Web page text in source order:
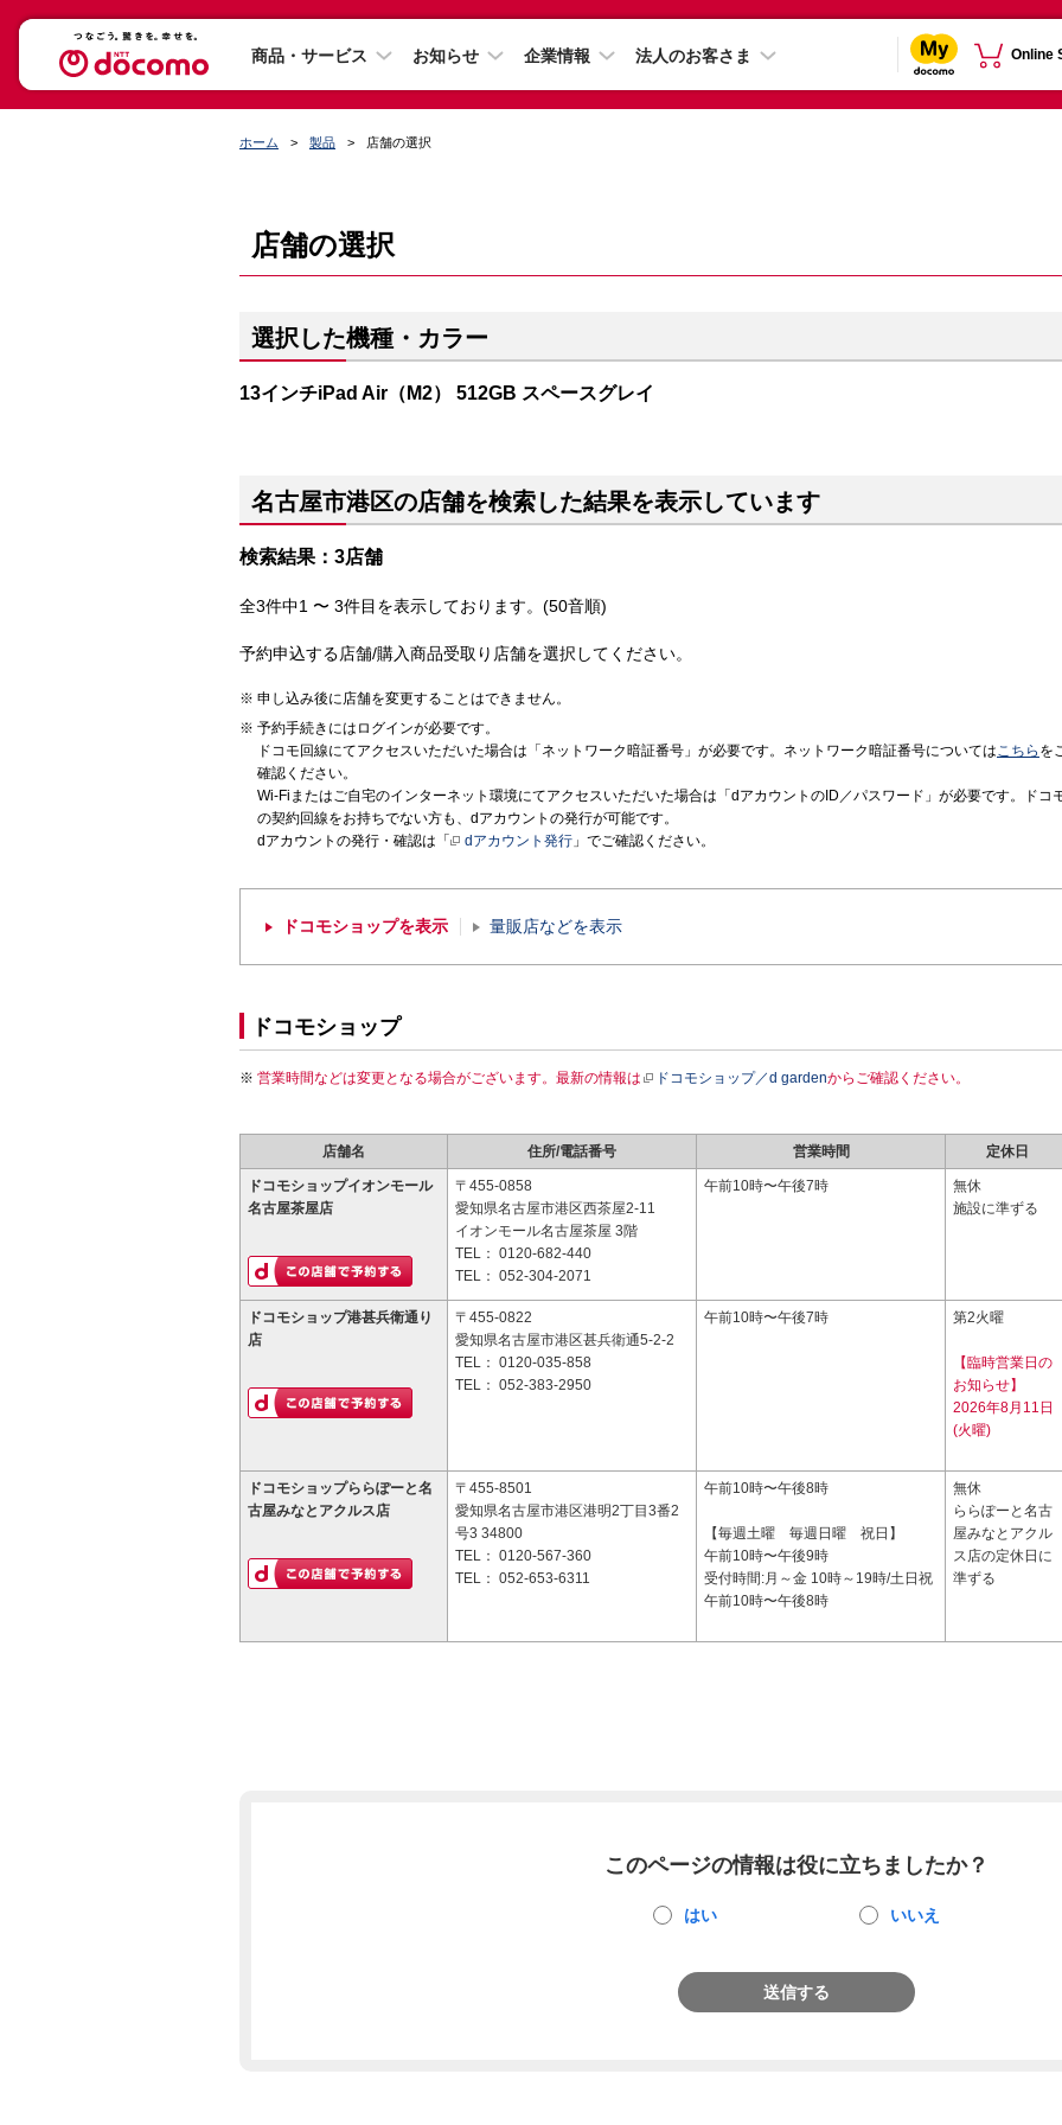
商品・サービス お知らせ 企業情報 法人のお客さま Online
ホーム 製品 店舗の選択
店舗の選択
選択した機種・カラー
13インチiPad Air（M2） 512GB スペースグレイ
名古屋市港区の店舗を検索した結果を表示しています
検索結果：3店舗
全3件中1 〜 3件目を表示しております。(50音順)
予約申込する店舗/購入商品受取り店舗を選択してください。
申し込み後に店舗を変更することはできません。
予約手続きにはログインが必要です。
ドコモ回線にてアクセスいただいた場合は「ネットワーク暗証番号」が必要です。ネットワーク暗証番号についてはこちら を
確認ください。
Wi-Fiまたはご自宅のインターネット環境にてアクセスいただいた場合は「dアカウントのID／パスワード」が必要です。ドコ
の契約回線をお持ちでない方も、dアカウントの発行が可能です。
dアカウントの発行・確認は「
dアカウント発行 」でご確認ください。
ドコモショップを表示 量販店などを表示
ドコモショップ
営業時間などは変更となる場合がございます。最新の情報は ドコモショップ／d gardenからご確認ください。
店舗名 住所/電話番号 営業時間 定休日
ドコモショップイオンモール
名古屋茶屋店
〒455-0858
愛知県名古屋市港区西茶屋2-11
イオンモール名古屋茶屋 3階
TEL： 0120-682-440
TEL： 052-304-2071
午前10時〜午後7時
無休
施設に準ずる
ドコモショップ港甚兵衛通り
店
〒455-0822
愛知県名古屋市港区甚兵衛通5-2-2
TEL： 0120-035-858
TEL： 052-383-2950
午前10時〜午後7時 第2火曜
【臨時営業日の
お知らせ】
2026年8月11日
(火曜)
ドコモショップららぽーと名
古屋みなとアクルス店
〒455-8501
愛知県名古屋市港区港明2丁目3番2
号3 34800
TEL： 0120-567-360
TEL： 052-653-6311
午前10時〜午後8時
【毎週土曜 毎週日曜 祝日】
午前10時〜午後9時
受付時間:月～金 10時～19時/土日祝
午前10時〜午後8時
無休
ららぽーと名古
屋みなとアクル
ス店の定休日に
準ずる
このページの情報は役に立ちましたか？
はい いいえ
送信する